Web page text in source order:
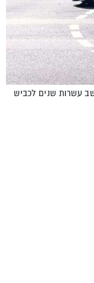
עשרות שנים לכביש